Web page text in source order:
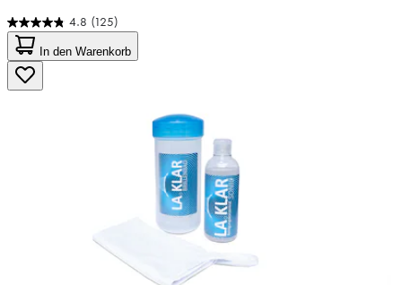
4.8 (125)
4.8
von
5
Sternen.
125
In den Warenkorb